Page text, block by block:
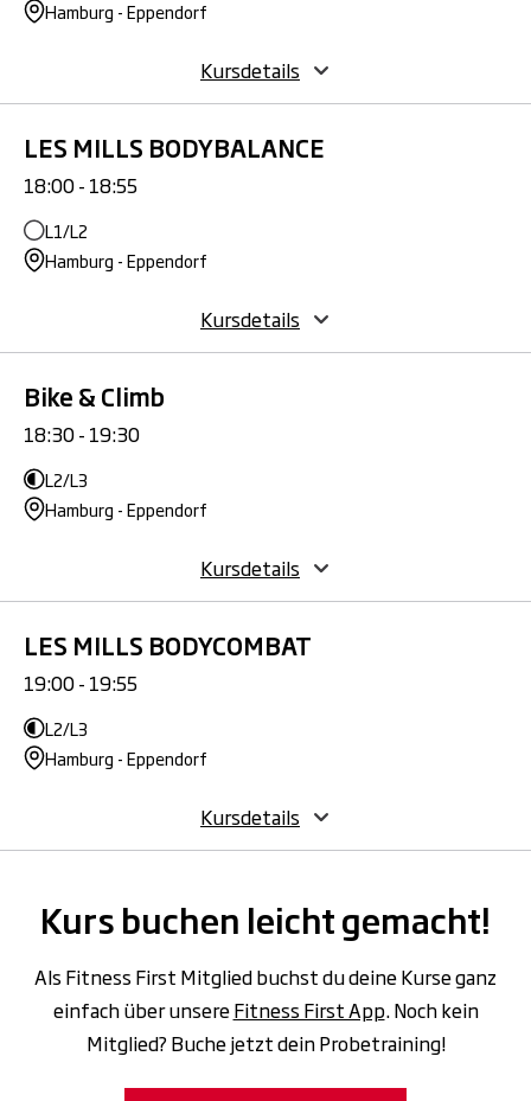
Hamburg - Eppendorf
Kursdetails
LES MILLS BODYBALANCE
18:00 - 18:55
L1/L2
Hamburg - Eppendorf
Kursdetails
Bike & Climb
18:30 - 19:30
L2/L3
Hamburg - Eppendorf
Kursdetails
LES MILLS BODYCOMBAT
19:00 - 19:55
L2/L3
Hamburg - Eppendorf
Kursdetails
Kurs buchen leicht gemacht!
Als Fitness First Mitglied buchst du deine Kurse ganz
einfach über unsereFitness First App. Noch kein
Mitglied? Buche jetzt dein Probetraining!